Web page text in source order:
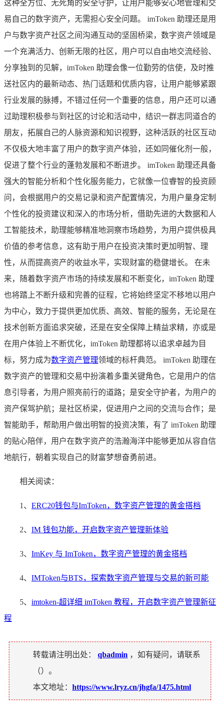
这种全方位、无死角的安全守护，让用户能够安心地管理和交
易自己的数字资产，无需担心安全问题。 imToken 助理还是用
户与数字资产社区之间沟通互动的坚固桥梁，数字资产领域是
一个充满活力、创新无限的社区，用户可以自由地交流经验、
分享独到的见解，imToken 助理会像一位勤劳的信使，及时推
送社区内的最新动态、热门话题和优质内容，让用户能够紧跟
行业发展的脉搏，不错过任何一个重要的信息，用户还可以通
过助理积极参与到社区的讨论和活动中，结识一群志同道合的
朋友，拓展自己的人脉资源和知识视野，这种活跃的社区互动
不仅极大地丰富了用户的数字资产体验，还如同催化剂一般，
促进了整个行业的蓬勃发展和不断进步。 imToken 助理还具备
强大的智能分析和个性化服务能力，它就像一位睿智的投资顾
问，会根据用户的交易记录和资产配置情况，为用户量身定制
个性化的投资建议和深入的市场分析，借助先进的大数据和人
工智能技术，助理能够精准地洞察市场趋势，为用户提供极具
价值的参考信息，这有助于用户在投资决策时更加明智、理
性，从而提高资产的收益水平，实现财富的稳健增长。 在未
来，随着数字资产市场的持续发展和不断变化，imToken 助理
也将踏上不断升级和完善的征程，它将始终坚定不移地以用户
为中心，致力于提供更加优质、高效、智能的服务，无论是在
技术创新方面追求突破，还是在安全保障上精益求精，亦或是
在用户体验上不断优化，imToken 助理都将以追求卓越为目
标，努力成为数字资产管理领域的标杆典范。 imToken 助理在
数字资产的管理和交易中扮演着多重关键角色，它是用户的信
息引导者，为用户照亮前行的道路；是安全守护者，为用户的
资产保驾护航；是社区桥梁，促进用户之间的交流与合作；是
智能助手，帮助用户做出明智的投资决策，有了 imToken 助理
的贴心陪伴，用户在数字资产的浩瀚海洋中能够更加从容自信
地航行，朝着实现自己的财富梦想奋勇前进。
相关阅读：
1、 ERC20钱包与ImToken，数字资产管理的黄金搭档
2、 IM 钱包功能，开启数字资产管理新体验
3、 ImKey 与 ImToken，数字资产管理的黄金搭档
4、 IMToken与BTS，探索数字资产管理与交易的新可能
5、 imtoken-超详细 imToken 教程，开启数字资产管理新征
程
转载请注明出处： qbadmin ，如有疑问，请联系
（）。
本文地址： https://www.lryz.cn/jhgfa/1475.html